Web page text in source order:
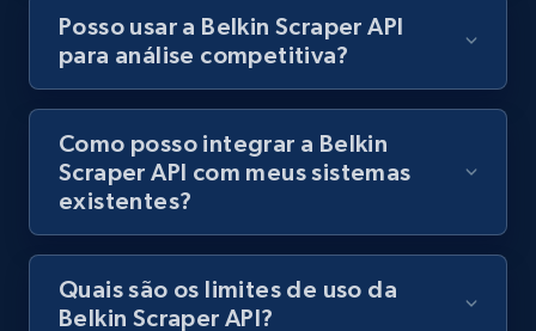
Lazada - Products
991+ 164+
Lazada - Products - Discover products by
Posso usar a Belkin Scraper API
para análise competitiva?
Como posso integrar a Belkin
Scraper API com meus sistemas
existentes?
Quais são os limites de uso da
Belkin Scraper API?